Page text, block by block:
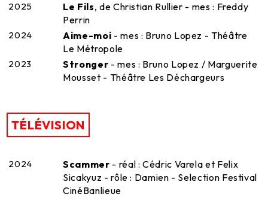
2025 Le Fils, de Christian Rullier - mes : Freddy
Perrin
2024 Aime-moi - mes : Bruno Lopez - Théâtre
Le Métropole
2023 Stronger - mes : Bruno Lopez / Marguerite
Mousset - Théâtre Les Déchargeurs
TÉLÉVISION
2024 Scammer - réal : Cédric Varela et Felix
Sicakyuz - rôle : Damien - Selection Festival
CinéBanlieue